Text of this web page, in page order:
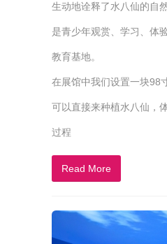
生动地诠释了水八仙的自
是青少年观赏、学习、体
教育基地。
在展馆中我们设置一块98
可以直接来种植水八仙，
过程
Read More